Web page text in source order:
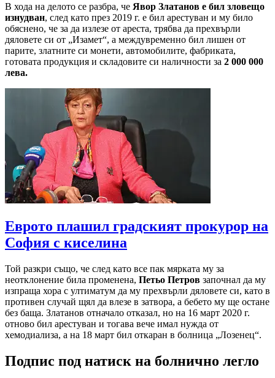
В хода на делото се разбра, че Явор Златанов е бил зловещо
изнудван, след като през 2019 г. е бил арестуван и му било
обяснено, че за да излезе от ареста, трябва да прехвърли
дяловете си от „Изамет“, а междувременно бил лишен от
парите, златните си монети, автомобилите, фабриката,
готовата продукция и складовите си наличности за 2 000 000
лева.
Еврото плашил градският прокурор на
София с киселина
Той разкри също, че след като все пак мярката му за
неотклонение била променена, Петьо Петров започнал да му
изпраща хора с ултиматум да му прехвърли дяловете си, като в
противен случай щял да влезе в затвора, а бебето му ще остане
без баща. Златанов отначало отказал, но на 16 март 2020 г.
отново бил арестуван и тогава вече имал нужда от
хемодиализа, а на 18 март бил откаран в болница „Лозенец“.
Подпис под натиск на болнично легло